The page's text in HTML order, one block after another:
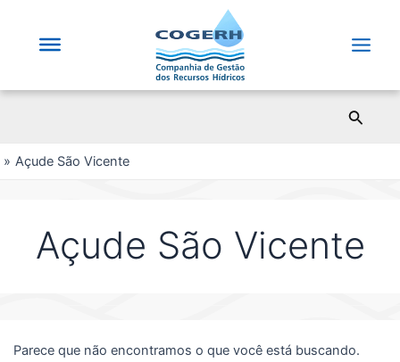
Açude São Vicente
Açude São Vicente
Parece que não encontramos o que você está buscando.